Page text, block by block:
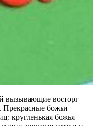
вызывающие восторг
Прекрасные божьи
кругленькая божья